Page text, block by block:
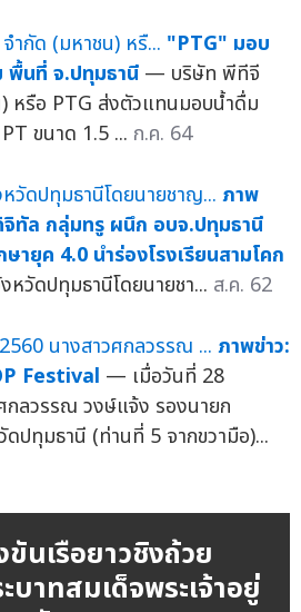
"PTG" มอบ
พื้นที่ จ.ปทุมธานี — บริษัท พีทีจี
หรือ PTG ส่งตัวแทนมอบน้ำดื่ม
ขนาด 1.5 ... ก.ค. 64
ภาพ
จิทัล กลุ่มทรู ผนึก อบจ.ปทุมธานี
ายุค 4.0 นำร่องโรงเรียนสามโคก
วัดปทุมธานีโดยนายชา... ส.ค. 62
ภาพข่าว:
Festival — เมื่อวันที่ 28
กลวรรณ วงษ์แจ้ง รองนายก
ปทุมธานี (ท่านที่ 5 จากขวามือ)...
นเรือยาวชิงถ้วย
บาทสมเด็จพระเจ้าอยู่